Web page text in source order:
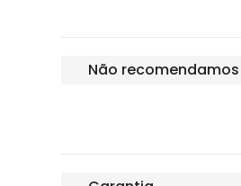
Não recomendamos